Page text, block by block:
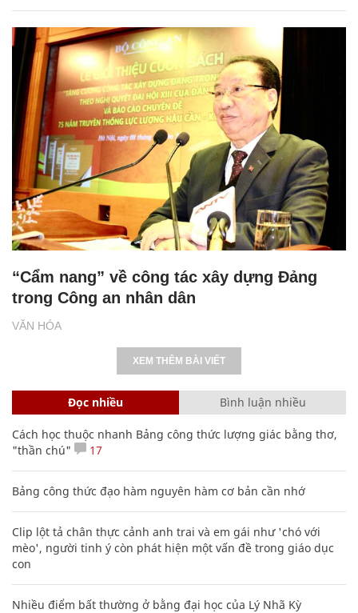
VĂN HÓA
“Cẩm nang” về công tác xây dựng Đảng
trong Công an nhân dân
XEM THÊM BÀI VIẾT
Đọc nhiều Bình luận nhiều
Cách học thuộc nhanh Bảng công thức lượng giác bằng thơ,
"thần chú"
17
Bảng công thức đạo hàm nguyên hàm cơ bản cần nhớ
Clip lột tả chân thực cảnh anh trai và em gái như 'chó với
mèo', người tinh ý còn phát hiện một vấn đề trong giáo dục
con
Nhiều điểm bất thường ở bằng đại học của Lý Nhã Kỳ